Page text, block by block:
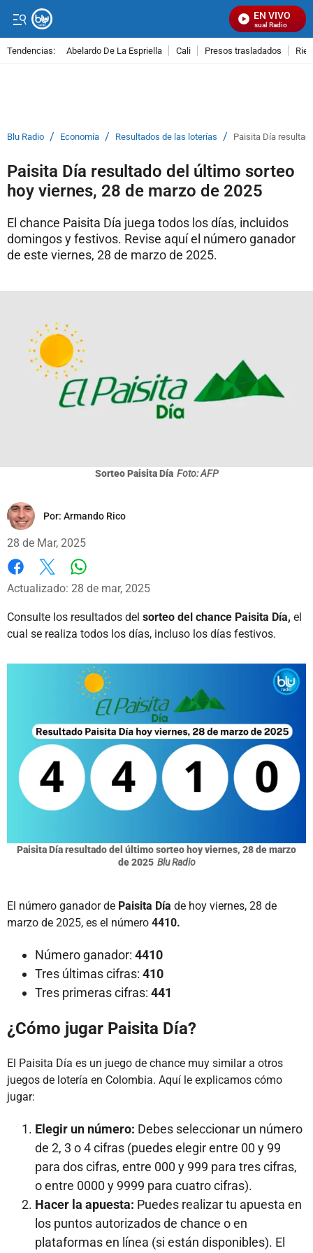
EN VIVO
Señal Visual Radio
Tendencias: Abelardo De La Espriella Cali Presos trasladados
Blu Radio / Economía / Resultados de las loterías / Paisita Día
Paisita Día resultado del último sorteo
hoy viernes, 28 de marzo de 2025
El chance Paisita Día juega todos los días, incluidos
domingos y festivos. Revise aquí el número ganador
de este viernes, 28 de marzo de 2025.
Sorteo Paisita Día Foto: AFP
Por: Armando Rico
28 de Mar, 2025
Facebook
X
Actualizado: 28 de mar, 2025
Consulte los resultados del sorteo del chance Paisita Día, el
cual se realiza todos los días, incluso los días festivos.
Paisita Día resultado del último sorteo hoy viernes, 28 de marzo
de 2025 Blu Radio
El número ganador de Paisita Día de hoy viernes, 28 de
marzo de 2025, es el número 4410.
Número ganador: 4410
Tres últimas cifras: 410
Tres primeras cifras: 441
¿Cómo jugar Paisita Día?
El Paisita Día es un juego de chance muy similar a otros
juegos de lotería en Colombia. Aquí le explicamos cómo
jugar:
Elegir un número: Debes seleccionar un número
de 2, 3 o 4 cifras (puedes elegir entre 00 y 99
para dos cifras, entre 000 y 999 para tres cifras,
o entre 0000 y 9999 para cuatro cifras).
Hacer la apuesta: Puedes realizar tu apuesta en
los puntos autorizados de chance o en
plataformas en línea (si están disponibles). El